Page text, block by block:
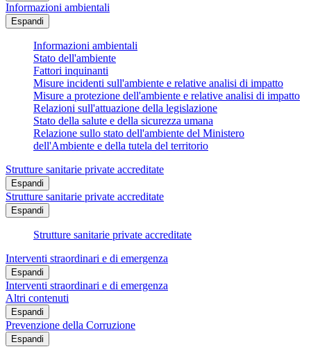
Informazioni ambientali
Espandi
Informazioni ambientali
Stato dell'ambiente
Fattori inquinanti
Misure incidenti sull'ambiente e relative analisi di impatto
Misure a protezione dell'ambiente e relative analisi di impatto
Relazioni sull'attuazione della legislazione
Stato della salute e della sicurezza umana
Relazione sullo stato dell'ambiente del Ministero
dell'Ambiente e della tutela del territorio
Strutture sanitarie private accreditate
Espandi
Strutture sanitarie private accreditate
Espandi
Strutture sanitarie private accreditate
Interventi straordinari e di emergenza
Espandi
Interventi straordinari e di emergenza
Altri contenuti
Espandi
Prevenzione della Corruzione
Espandi